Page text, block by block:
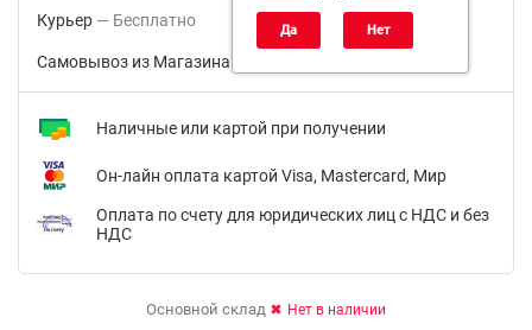
Курьер Бесплатно
Самовывоз из Магазина м.ВДНХ
Наличные или картой при получении
Он-лайн оплата картой Visa, Mastercard, Мир
Оплата по счету для юридических лиц с НДС и без
НДС
Основной склад Нет в наличии